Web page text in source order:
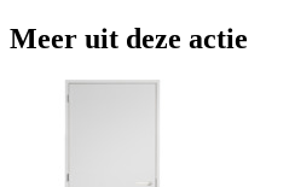
Meer uit deze actie